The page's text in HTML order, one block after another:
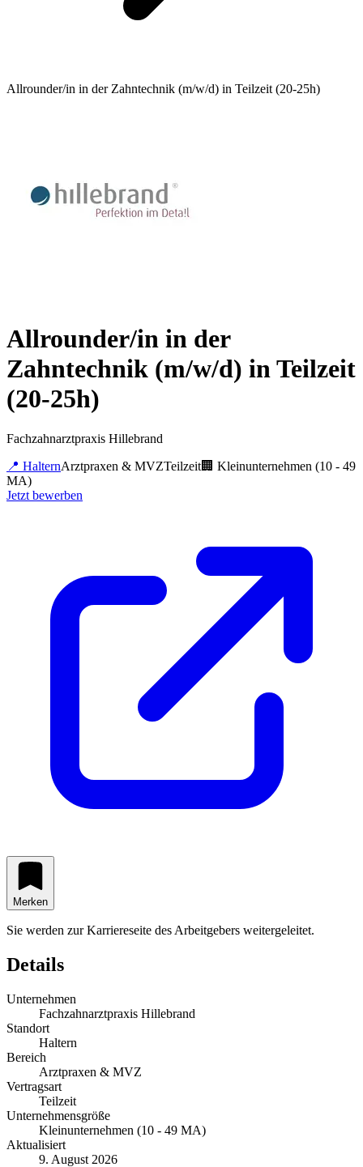
Allrounder/in in der Zahntechnik (m/w/d) in Teilzeit (20-25h)
Allrounder/in in der
Zahntechnik (m/w/d) in Teilzeit
(20-25h)
Fachzahnarztpraxis Hillebrand
📍 HalternArztpraxen & MVZTeilzeit🏢 Kleinunternehmen (10 - 49
MA)
Jetzt bewerben
Merken
Sie werden zur Karriereseite des Arbeitgebers weitergeleitet.
Details
Unternehmen
Fachzahnarztpraxis Hillebrand
Standort
Haltern
Bereich
Arztpraxen & MVZ
Vertragsart
Teilzeit
Unternehmensgröße
Kleinunternehmen (10 - 49 MA)
Aktualisiert
9. August 2026